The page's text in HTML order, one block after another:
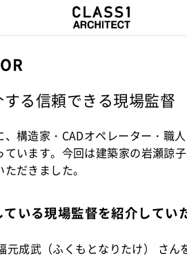
る信頼できる現場監督
構造家・CADオペレーター・職
います。今回は建築家の岩瀬諒
だきました。
いる現場監督を紹介してい
元成武（ふくもとなりたけ） さん